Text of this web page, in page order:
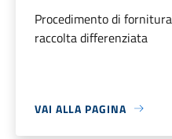
Procedimento di
raccolta differenziata
VAI ALLA PAGINA